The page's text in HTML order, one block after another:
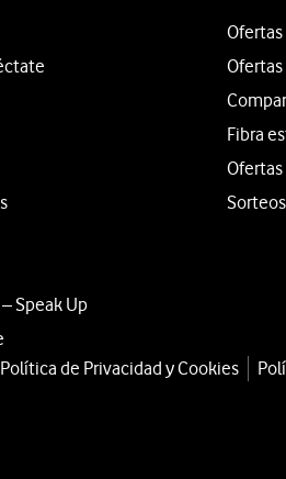
Speak Up
Fibra
Política de Privacidad y Cookies